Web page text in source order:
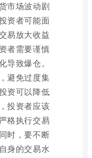
市场波动剧
资者可能面
易放大收益
者需要谨慎
导致爆仓。
避免过度集
资可以降低
投资者应该
格执行交易
时，要不断
身的交易水